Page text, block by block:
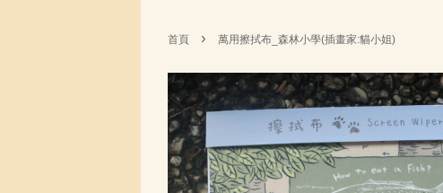
首頁 › 萬用擦拭布_森林小學(插畫家:貓小姐)